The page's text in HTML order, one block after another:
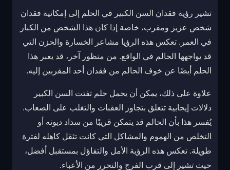
تشير رؤية فقدان السن الكبير في الحلم إلى إمكانية فقدان
شخص عزيز ومقرب، خاصة إذا كان هذا الشخص من الكبار
في العمر. تعكس هذه الرؤيا مشاعر الخسارة والحزن التي
قد يواجهها الحالم في الواقع. من منظور آخر، قد يعبر هذا
الحلم أيضًا عن خوف الحالم من فقدان أحد المقربين إليه.
علاوة على ذلك، يمكن أن يحمل حلم تفتت السن الكبير
دلالات إيجابية تتعلق بتجاوز العقبات والتغلب على الصعاب.
يُفسر هذا بأن الحالم قد يتمكن قريبًا من سداد ديونه أو
التخلص من الهموم والمشاكل التي كانت تثقل كاهله لفترة
طويلة. تعكس هذه الرؤية الأمل والتفاؤل بمستقبل أفضل،
حيث تشير إلى قرب الفرج والتحرر من الأعباء.